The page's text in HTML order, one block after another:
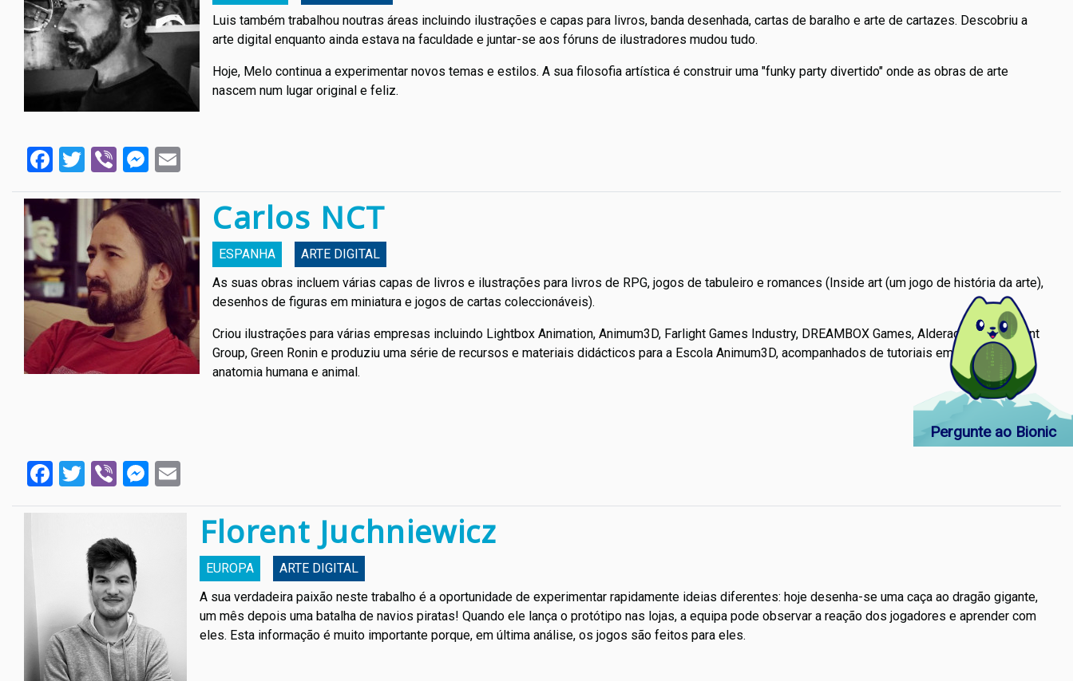
Luis também trabalhou noutras áreas incluindo ilustrações e capas para livros, banda desenhada, cartas de baralho e arte de cartazes. Descobriu a
arte digital enquanto ainda estava na faculdade e juntar-se aos fóruns de ilustradores mudou tudo.
Hoje, Melo continua a experimentar novos temas e estilos. A sua filosofia artística é construir uma "funky party divertido" onde as obras de arte
nascem num lugar original e feliz.
Facebook
Twitter
ViberMessenger
Carlos NCT
ESPANHA
АRTE DIGITAL
As suas obras incluem várias capas de livros e ilustrações para livros de RPG, jogos de tabuleiro e romances (Inside art (um jogo de história da arte),
desenhos de figuras em miniatura e jogos de cartas coleccionáveis).
Criou ilustrações para várias empresas incluindo Lightbox Animation, Animum3D, Farlight Games Industry, DREAMBOX Games, Alderac Entertainment
Group, Green Ronin e produziu uma série de recursos e materiais didácticos para a Escola Animum3D, acompanhados de tutoriais em vídeo sobre
anatomia humana e animal.
Facebook
Twitter
ViberMessenger
Florent Juchniewicz
EUROPA
АRTE DIGITAL
A sua verdadeira paixão neste trabalho é a oportunidade de experimentar rapidamente ideias diferentes: hoje desenha-se uma caça ao dragão gigante,
um mês depois uma batalha de navios piratas! Quando ele lança o protótipo nas lojas, a equipa pode observar a reação dos jogadores e aprender com
eles. Esta informação é muito importante porque, em última análise, os jogos são feitos para eles.
Pergunte ao Bionic